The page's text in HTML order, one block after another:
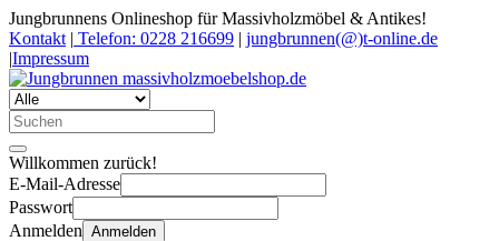
Jungbrunnens Onlineshop für Massivholzmöbel & Antikes!
Kontakt | Telefon: 0228 216699 | jungbrunnen(@)t-online.de
|Impressum
Willkommen zurück!
E-Mail-Adresse
Passwort
Anmelden Anmelden